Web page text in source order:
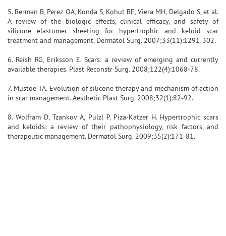
5. Berman B, Perez OA, Konda S, Kohut BE, Viera MH, Delgado S, et al.
A review of the biologic effects, clinical efficacy, and safety of
silicone elastomer sheeting for hypertrophic and keloid scar
treatment and management. Dermatol Surg. 2007;33(11):1291-302.
6. Reish RG, Eriksson E. Scars: a review of emerging and currently
available therapies. Plast Reconstr Surg. 2008;122(4):1068-78.
7. Mustoe TA. Evolution of silicone therapy and mechanism of action
in scar management. Aesthetic Plast Surg. 2008;32(1):82-92.
8. Wolfram D, Tzankov A, Pulzl P, Piza-Katzer H. Hypertrophic scars
and keloids: a review of their pathophysiology, risk factors, and
therapeutic management. Dermatol Surg. 2009;35(2):171-81.